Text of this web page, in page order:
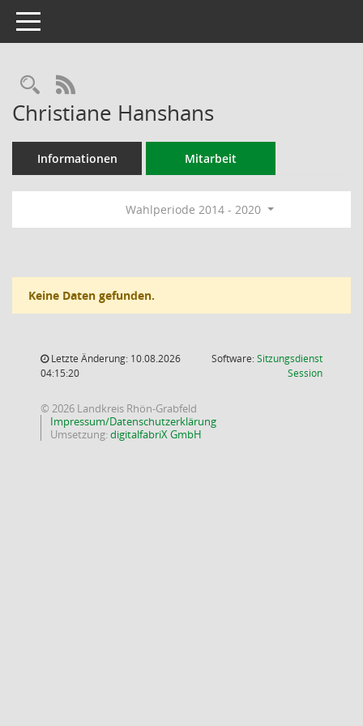
Toggle navigation
Rechercheauswahl
RSS-Feed
Christiane Hanshans
Informationen Mitarbeit
Wahlperiode 2014 - 2020
Keine Daten gefunden.
Letzte Änderung: 10.08.2026
04:15:20
Software:Sitzungsdienst
Session(Wird in
© 2026 Landkreis Rhön-Grabfeld
Impressum/Datenschutzerklärung
Umsetzung:digitalfabriX GmbH